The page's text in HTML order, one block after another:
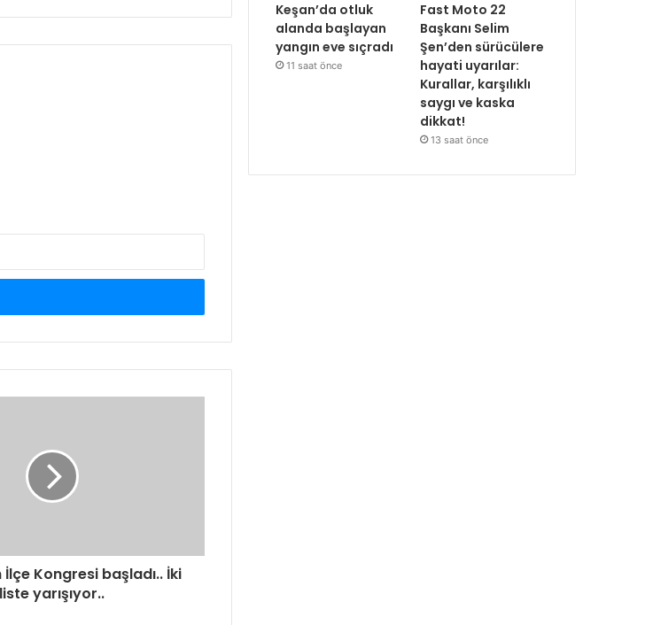
İlçe Kongresi başladı.. İki
liste yarışıyor..
Keşan’da otluk
alanda başlayan
yangın eve sıçradı
11 saat önce
Fast Moto 22
Başkanı Selim
Şen’den sürücülere
hayati uyarılar:
Kurallar, karşılıklı
saygı ve kaska
dikkat!
13 saat önce